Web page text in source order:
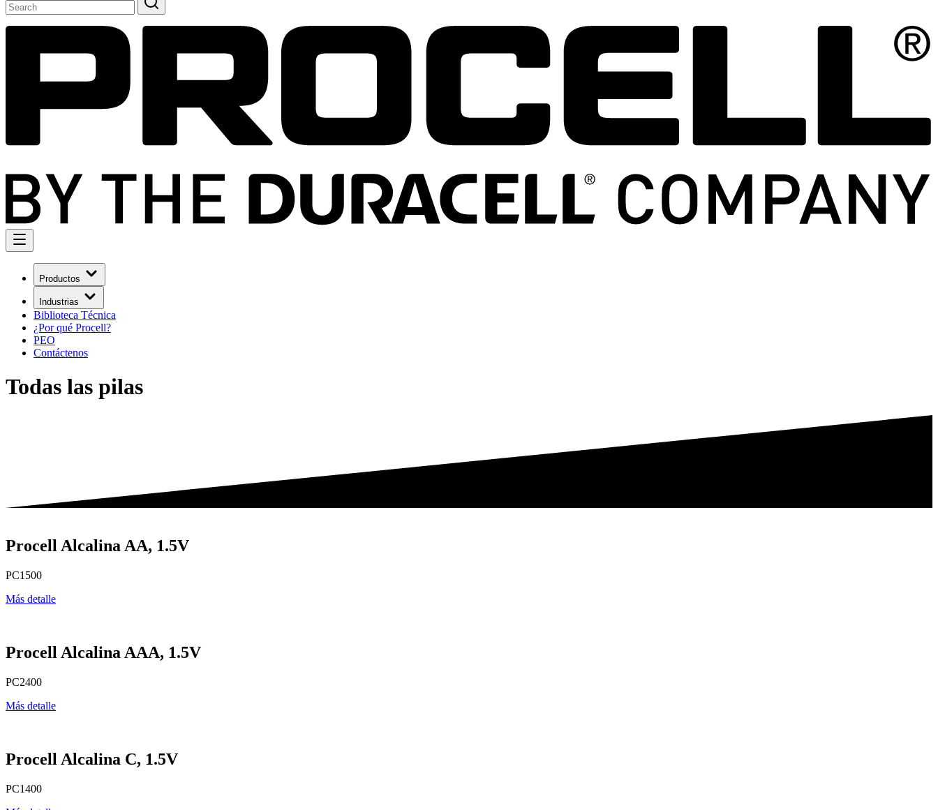
Productos
Industrias
Biblioteca Técnica
¿Por qué Procell?
PEO
Contáctenos
Todas las pilas
Procell Alcalina AA, 1.5V
PC1500
Más detalle
Procell Alcalina AAA, 1.5V
PC2400
Más detalle
Procell Alcalina C, 1.5V
PC1400